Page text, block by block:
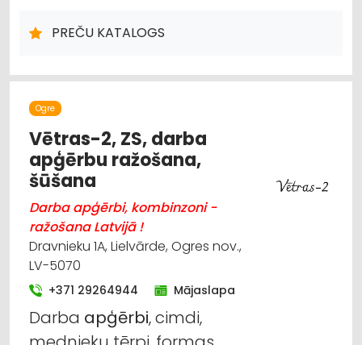
UN APAVI; TIRDZNIECĪBA
PREČU KATALOGS
Ogre
Vētras-2, ZS, darba
apģērbu ražošana,
šūšana
Darba apģērbi, kombinzoni -
ražošana Latvijā !
Dravnieku 1A, Lielvārde, Ogres nov.,
LV-5070
+371 29264944 Mājaslapa
Darba apģērbi, cimdi,